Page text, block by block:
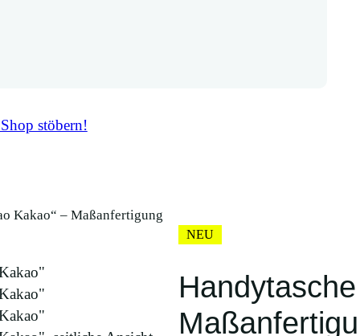
stöbern!
Kakao“ – Maßanfertigung
NEU